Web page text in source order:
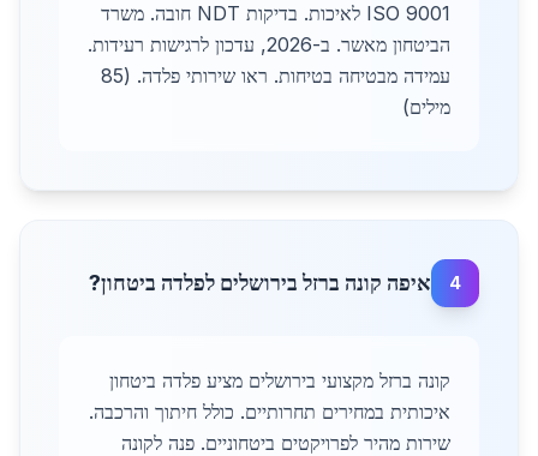
ISO 9001 לאיכות. בדיקות NDT חובה. משרד
הביטחון מאשר. ב-2026, עדכון לרגישות רעידות.
עמידה מבטיחה בטיחות. ראו שירותי פלדה. (85
מילים)
4 איפה קונה ברזל בירושלים לפלדה ביטחון?
קונה ברזל מקצועי בירושלים מציע פלדה ביטחון
איכותית במחירים תחרותיים. כולל חיתוך והרכבה.
שירות מהיר לפרויקטים ביטחוניים. פנה לקונה